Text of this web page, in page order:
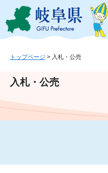
ジ
ュ
文
このペ
トップページ > 入札・公売
入札・公売